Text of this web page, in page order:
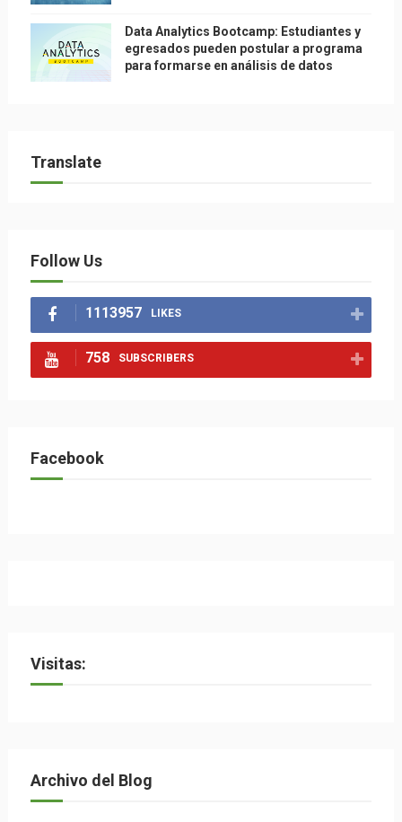
Data Analytics Bootcamp: Estudiantes y
egresados pueden postular a programa
para formarse en análisis de datos
Translate
Follow Us
1113957 LIKES
758 SUBSCRIBERS
Facebook
Visitas:
Archivo del Blog